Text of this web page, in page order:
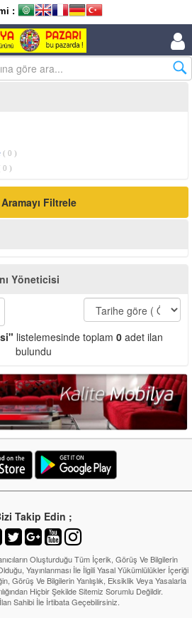
:
( 0 )
0 )
Filtrele
Yöneticisi
listelemesinde toplam 0adet ilan
bulundu
Takip Edin ;
Oluşturduğu Tüm İçerik, Görüş Ve Bilgilerin
Yayınlanması İle İlgili Yasal Yükümlülükler İçeriği
Görüş Ve Bilgilerin Yanlışlık, Eksiklik Veya Yasalarla
Hiçbir Şekilde Sitemiz Sorumlu Değildir.
Sahibi İle İrtibata Geçebilirsiniz.